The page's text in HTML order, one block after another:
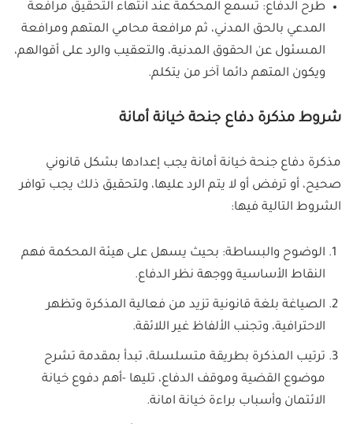
طرح الدفاع: تسمع المحكمة عند انتهاء التحقيق مرافعة
المدعي بالحق المدني، ثم مرافعة محامي المتهم ومرافعة
المسئول عن الحقوق المدنية، والتعقيب والرد على أقوالهم،
ويكون المتهم دائما آخر من يتكلم.
شروط مذكرة دفاع جنحة خيانة أمانة
مذكرة دفاع جنحة خيانة أمانة يجب إعدادها بشكل قانوني
صحيح، أو ترفض أو لا يتم الرد عليها، ولتحقيق ذلك يجب توافر
الشروط التالية فيها:
الوضوح والبساطة: بحيث يسهل على هيئة المحكمة فهم
النقاط الأساسية ووجهة نظر الدفاع.
الصياغة بلغة قانونية تزيد من فعالية المذكرة وتظهر
الاحترافية، وتجنب الألفاظ غير اللائقة.
ترتيب المذكرة بطريقة متسلسلة، تبدأ بمقدمة تشرح
موضوع القضية وموقف الدفاع، تليها -أهم دفوع خيانة
الائتمان وأسباب براءة خيانة امانة.